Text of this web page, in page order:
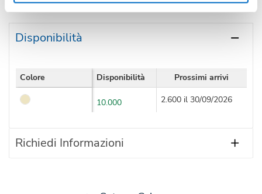
Disponibilità
Colore Disponibilità Prossimi arrivi
10.000 2.600 il 30/09/2026
Richiedi Informazioni